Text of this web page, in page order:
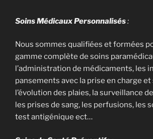
Soins Médicaux Personnalisés:
Nous sommes qualifiées et formées
gamme complète de soins
l’administration de médicaments, les
pansements avec la prise en charge et
l’évolution des plaies, la surveillance
les prises de sang, les perfusions, les
test antigénique ect…